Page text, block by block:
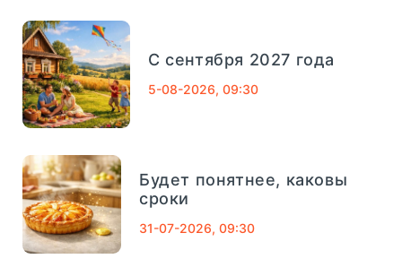
Деньги За Лишние
Школьные Покупки -
«Тема Дня»
​ 💸 Ежедневный совет Банки —
помогает управлять деньгами
осознанно. Подготовка к школе всегда...
ТРАСТ
Газпромбанк
Московский кредитный банк
Абсолют Банк 557
Банк Возрождение
С сентября 2027 года
5-08-2026, 09:30
Будет понятнее, каковы
сроки
31-07-2026, 09:30